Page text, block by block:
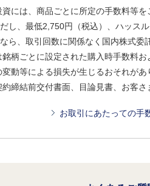
には、商品ごとに所定の手数料等
し、最低2,750円（税込）、ハッス
ら、取引回数に関係なく国内株式
柄ごとに設定された購入時手数料
動等による損失が生じるおそれが
締結前交付書面、目論見書、お客さ
お取引にあたっての手